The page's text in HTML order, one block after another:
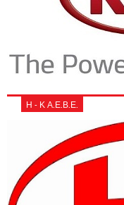
Η - Κ Α.Ε.Β.Ε.